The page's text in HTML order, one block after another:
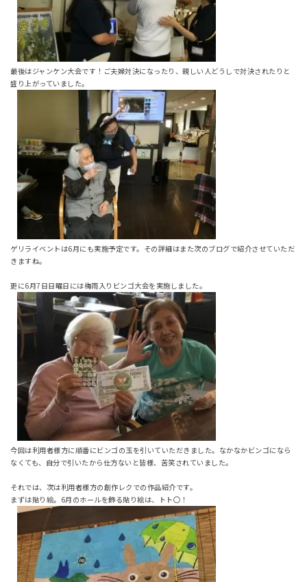
最後はジャンケン大会です！ご夫婦対決になったり、親しい人どうしで対決されたりと
盛り上がっていました。
ゲリライベントは6月にも実施予定です。その詳細はまた次のブログで紹介させていただ
きますね。
更に6月7日日曜日には梅雨入りビンゴ大会を実施しました。
今回は利用者様方に順番にビンゴの玉を引いていただきました。なかなかビンゴになら
なくても、自分で引いたから仕方ないと皆様、苦笑されていました。
それでは、次は利用者様方の創作レクでの作品紹介です。
まずは貼り絵。6月のホールを飾る貼り絵は、トト〇！